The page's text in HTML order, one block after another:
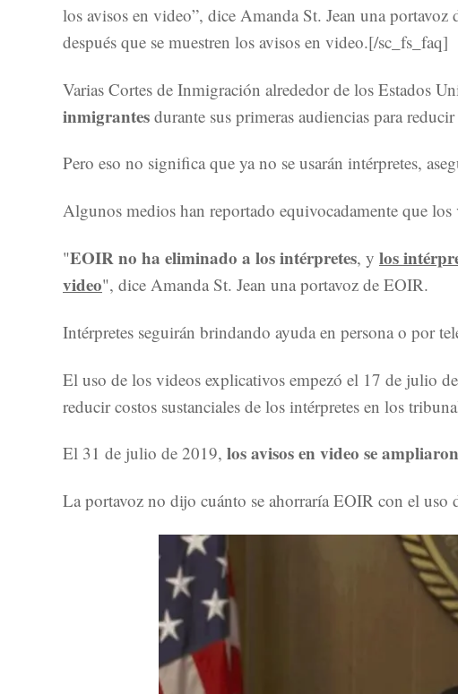
los avisos en video”, dice Amanda St. Jean una
después que se muestren los avisos en video.[/sc_fs_faq]
Varias Cortes de Inmigración alrededor de los Estados
inmigrantes durante sus primeras audiencias para
Pero eso no significa que ya no se usarán intérpretes,
Algunos medios han reportado equivocadamente que
"EOIR no ha eliminado a los intérpretes, y los
video", dice Amanda St. Jean una portavoz de EOIR.
Intérpretes seguirán brindando ayuda en persona o por
El uso de los videos explicativos empezó el 17 de julio
reducir costos sustanciales de los intérpretes en los
El 31 de julio de 2019, los avisos en video se
La portavoz no dijo cuánto se ahorraría EOIR con el uso